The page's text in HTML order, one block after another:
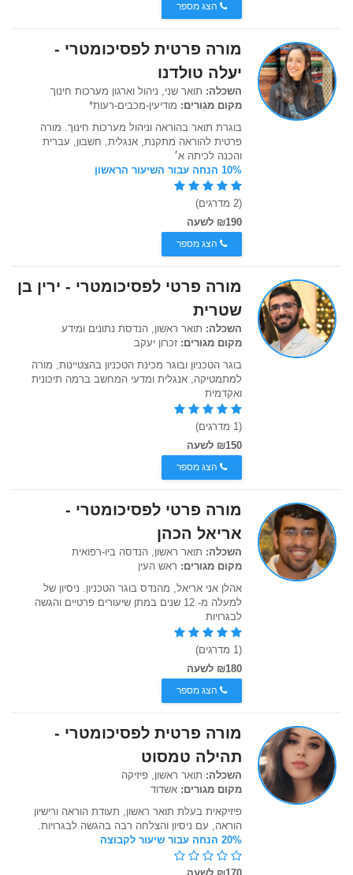
הצג מספר
מורה פרטית לפסיכומטרי -
יעלה טולדנו
השכלה: תואר שני, ניהול וארגון מערכות חינוך
מקום מגורים: מודיעין-מכבים-רעות*
בוגרת תואר בהוראה וניהול מערכות חינוך. מורה
פרטית להוראה מתקנת, אנגלית, חשבון, עברית
והכנה לכיתה א׳
10% הנחה עבור השיעור הראשון
(2 מדרגים)
₪190 לשעה
הצג מספר
מורה פרטי לפסיכומטרי - ירין בן
שטרית
השכלה: תואר ראשון, הנדסת נתונים ומידע
מקום מגורים: זכרון יעקב
בוגר הטכניון ובוגר מכינת הטכניון בהצטיינות, מורה
למתמטיקה, אנגלית ומדעי המחשב ברמה תיכונית
ואקדמית
(1 מדרגים)
₪150 לשעה
הצג מספר
מורה פרטי לפסיכומטרי -
אריאל הכהן
השכלה: תואר ראשון, הנדסה ביו-רפואית
מקום מגורים: ראש העין
אהלן אני אריאל, מהנדס בוגר הטכניון. ניסיון של
למעלה מ- 12 שנים במתן שיעורים פרטיים והגשה
לבגרויות
(1 מדרגים)
₪180 לשעה
הצג מספר
מורה פרטית לפסיכומטרי -
תהילה טמסוט
השכלה: תואר ראשון, פיזיקה
מקום מגורים: אשדוד
פיזיקאית בעלת תואר ראשון, תעודת הוראה ורישיון
הוראה, עם ניסיון והצלחה רבה בהגשה לבגרויות.
20% הנחה עבור שיעור לקבוצה